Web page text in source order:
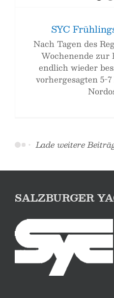
SYC
Nach Tagen des
Wochenende
endlich wieder
vorhergesagten 5-
Lade weitere
SALZBURGER